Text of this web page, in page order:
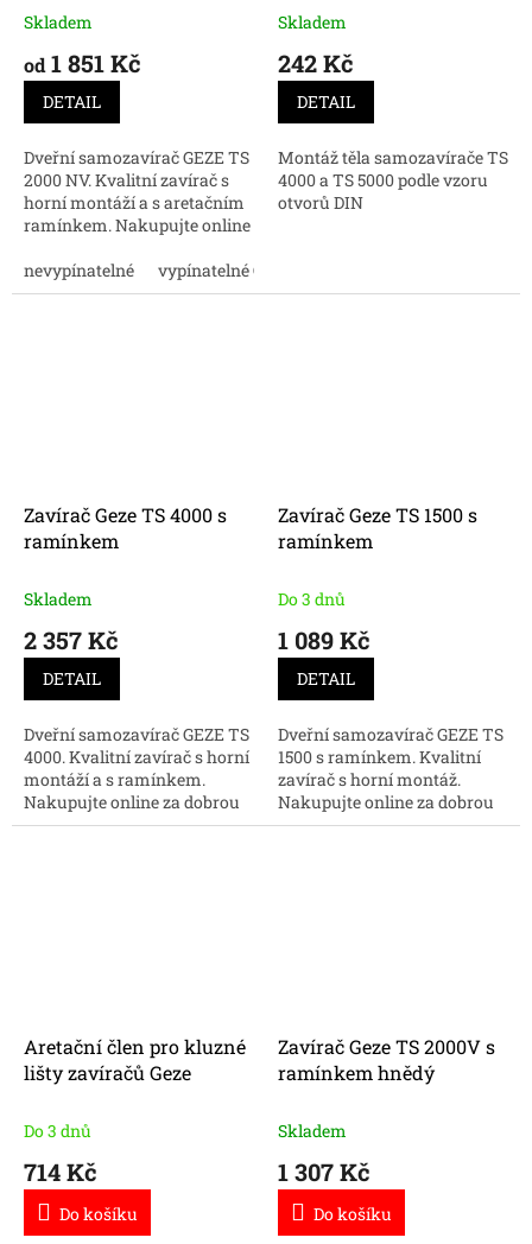
Skladem
od 1 851 Kč
DETAIL
Dveřní samozavírač GEZE TS
2000 NV. Kvalitní zavírač s
horní montáží a s aretačním
ramínkem. Nakupujte online
nevypínatelné
vypínatelné ON/OFF
Skladem
242 Kč
DETAIL
Montáž těla samozavírače TS
4000 a TS 5000 podle vzoru
otvorů DIN
Zavírač Geze TS 4000 s
ramínkem
Skladem
2 357 Kč
DETAIL
Dveřní samozavírač GEZE TS
4000. Kvalitní zavírač s horní
montáží a s ramínkem.
Nakupujte online za dobrou
cenu.
Zavírač Geze TS 1500 s
ramínkem
Do 3 dnů
1 089 Kč
DETAIL
Dveřní samozavírač GEZE TS
1500 s ramínkem. Kvalitní
zavírač s horní montáž.
Nakupujte online za dobrou
cenu.
Aretační člen pro kluzné
lišty zavíračů Geze
Do 3 dnů
714 Kč
Do košíku
Zavírač Geze TS 2000V s
ramínkem hnědý
Skladem
1 307 Kč
Do košíku